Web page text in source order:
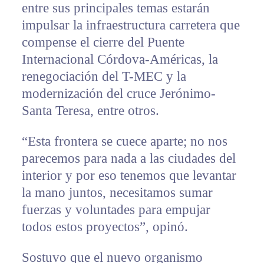
entre sus principales temas estarán
impulsar la infraestructura carretera que
compense el cierre del Puente
Internacional Córdova-Américas, la
renegociación del T-MEC y la
modernización del cruce Jerónimo-
Santa Teresa, entre otros.
“Esta frontera se cuece aparte; no nos
parecemos para nada a las ciudades del
interior y por eso tenemos que levantar
la mano juntos, necesitamos sumar
fuerzas y voluntades para empujar
todos estos proyectos”, opinó.
Sostuvo que el nuevo organismo